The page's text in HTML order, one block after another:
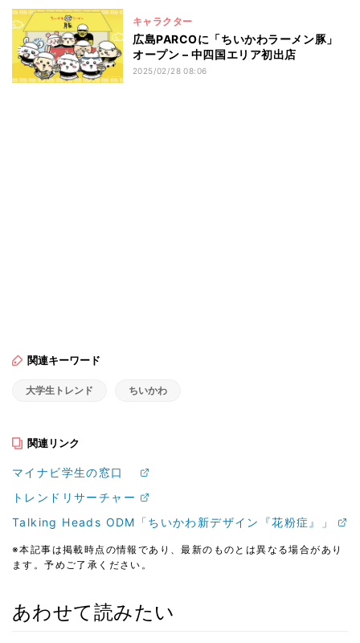
キャラクター
広島PARCOに「ちいかわラーメン豚」
オープン – 中四国エリア初出店
2025/02/28 08:06
関連キーワード
大学生トレンド ちいかわ
関連リンク
マイナビ学生の窓口
トレンドリサーチャー
Talking Heads ODM「ちいかわ新デザイン『花粉症』」
※本記事は掲載時点の情報であり、最新のものとは異なる場合があり
ます。予めご了承ください。
あわせて読みたい